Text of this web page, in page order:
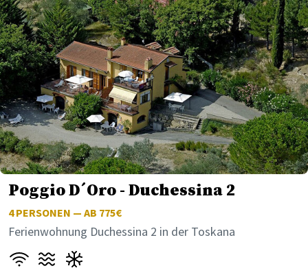
Poggio D´Oro - Duchessina 2
4PERSONEN — AB 775€
Ferienwohnung Duchessina 2 in der Toskana